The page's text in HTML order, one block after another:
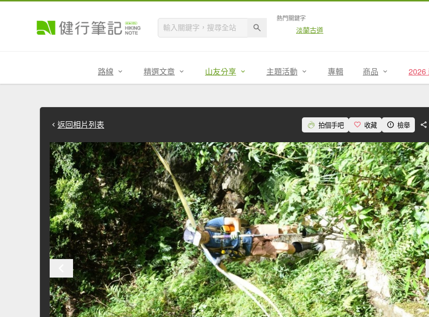
熱門關鍵字
淡蘭古道
路線 精選文章 山友分享 主題活動 專輯 商品 2026
返回相片列表 拍個手吧 收藏 檢舉